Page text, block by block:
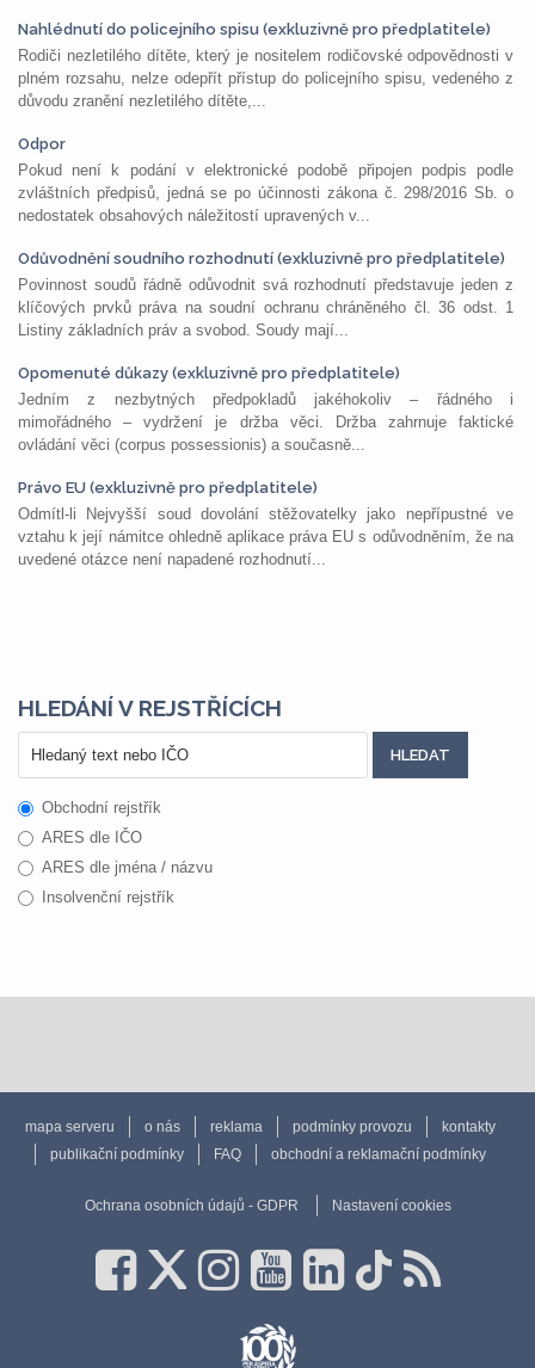
Nahlédnutí do policejního spisu (exkluzivně pro předplatitele)
Rodiči nezletilého dítěte, který je nositelem rodičovské odpovědnosti v
plném rozsahu, nelze odepřít přístup do policejního spisu, vedeného z
důvodu zranění nezletilého dítěte,...
Odpor
Pokud není k podání v elektronické podobě připojen podpis podle
zvláštních předpisů, jedná se po účinnosti zákona č. 298/2016 Sb. o
nedostatek obsahových náležitostí upravených v...
Odůvodnění soudního rozhodnutí (exkluzivně pro předplatitele)
Povinnost soudů řádně odůvodnit svá rozhodnutí představuje jeden z
klíčových prvků práva na soudní ochranu chráněného čl. 36 odst. 1
Listiny základních práv a svobod. Soudy mají...
Opomenuté důkazy (exkluzivně pro předplatitele)
Jedním z nezbytných předpokladů jakéhokoliv – řádného i
mimořádného – vydržení je držba věci. Držba zahrnuje faktické
ovládání věci (corpus possessionis) a současně...
Právo EU (exkluzivně pro předplatitele)
Odmítl-li Nejvyšší soud dovolání stěžovatelky jako nepřípustné ve
vztahu k její námitce ohledně aplikace práva EU s odůvodněním, že na
uvedené otázce není napadené rozhodnutí...
HLEDÁNÍ V REJSTŘÍCÍCH
Obchodní rejstřík
ARES dle IČO
ARES dle jména / názvu
Insolvenční rejstřík
mapa serveru o nás reklama podmínky provozu
kontakty
publikační podmínky
FAQ obchodní a reklamační podmínky
Ochrana osobních údajů - GDPR Nastavení cookies